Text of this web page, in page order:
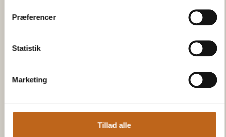
Præferencer
Statistik
Marketing
Tillad alle
Rooms
NAME AND ADDRESS